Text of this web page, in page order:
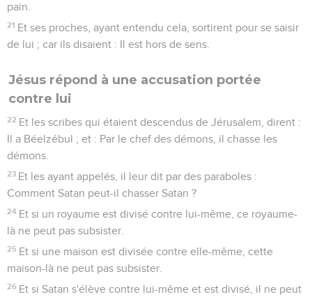
pain.
21 Et ses proches, ayant entendu cela, sortirent pour se saisir
de lui ; car ils disaient : Il est hors de sens.
Jésus répond à une accusation portée
contre lui
22 Et les scribes qui étaient descendus de Jérusalem, dirent :
Il a Béelzébul ; et : Par le chef des démons, il chasse les
démons.
23 Et les ayant appelés, il leur dit par des paraboles :
Comment Satan peut-il chasser Satan ?
24 Et si un royaume est divisé contre lui-même, ce royaume-
là ne peut pas subsister.
25 Et si une maison est divisée contre elle-même, cette
maison-là ne peut pas subsister.
26 Et si Satan s'élève contre lui-même et est divisé, il ne peut